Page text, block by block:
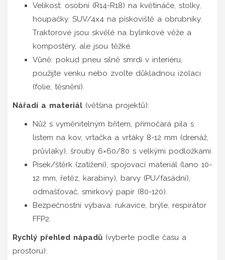
Velikost: osobní (R14-R18) na květináče, stolky,
houpačky. SUV/4x4 na pískoviště a obrubníky.
Traktorové jsou skvělé na bylinkové věže a
kompostéry, ale jsou těžké.
Vůně: pokud pneu silně smrdí v interiéru,
použijte venku nebo zvolte důkladnou izolaci
(folie, těsnění).
Nářadí a materiál (většina projektů):
Nůž s vyměnitelným břitem, přímočará pila s
listem na kov, vrtačka a vrtáky 8-12 mm (drenáž,
průvlaky), šrouby 6×60/80 s velkými podložkami.
Písek/štěrk (zatížení), spojovací materiál (lano 10-
12 mm, řetěz, karabiny), barvy (PU/fasádní),
odmašťovač, smirkový papír (80-120).
Bezpečnostní výbava: rukavice, brýle, respirátor
FFP2.
Rychlý přehled nápadů (vyberte podle času a
prostoru):